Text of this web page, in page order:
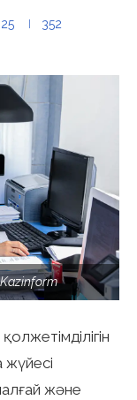
352
және